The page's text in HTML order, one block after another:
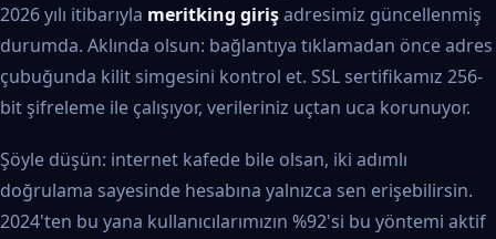
2026 yılı itibarıyla meritking girişadresimiz güncellenmiş
durumda. Aklında olsun: bağlantıya tıklamadan önce adres
çubuğunda kilit simgesini kontrol et. SSL sertifikamız 256-
bit şifreleme ile çalışıyor, verileriniz uçtan uca korunuyor.
Şöyle düşün: internet kafede bile olsan, iki adımlı
doğrulama sayesinde hesabına yalnızca sen erişebilirsin.
2024'ten bu yana kullanıcılarımızın %92'si bu yöntemi aktif